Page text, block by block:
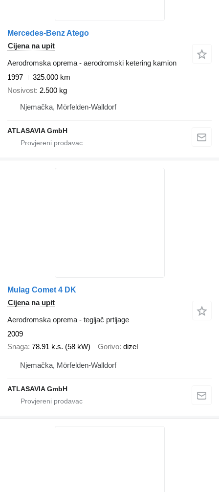
Mercedes-Benz Atego
Cijena na upit
Aerodromska oprema - aerodromski ketering kamion
1997
325.000 km
Nosivost 2.500 kg
Njemačka, Mörfelden-Walldorf
ATLASAVIA GmbH
Mulag Comet 4 DK
Cijena na upit
Aerodromska oprema - tegljač prtljage
2009
Snaga 78.91 k.s. (58 kW) Gorivo dizel
Njemačka, Mörfelden-Walldorf
ATLASAVIA GmbH